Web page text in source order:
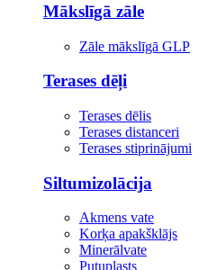
Mākslīgā zāle
Zāle mākslīgā GLP
Terases dēļi
Terases dēlis
Terases distanceri
Terases stiprinājumi
Siltumizolācija
Akmens vate
Korķa apakšklājs
Minerālvate
Putuplasts